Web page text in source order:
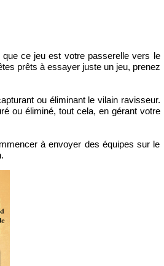
que ce jeu est votre passerelle vers le
prêts à essayer juste un jeu, prenez
ou éliminant le vilain ravisseur.
ou éliminé, tout cela, en gérant votre
à envoyer des équipes sur le